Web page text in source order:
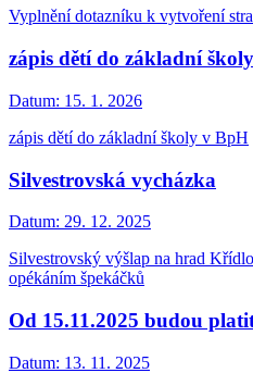
Vyplnění dotazníku k vytvoření
zápis dětí do základní školy
Datum: 15. 1. 2026
zápis dětí do základní školy v BpH
Silvestrovská vycházka
Datum: 29. 12. 2025
Silvestrovský výšlap na hrad
opékáním špekáčků
Od 15.11.2025 budou
Datum: 13. 11. 2025